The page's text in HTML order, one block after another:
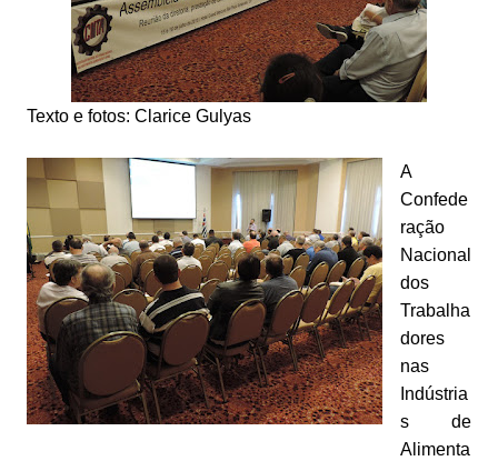
Texto e fotos: Clarice Gulyas
A
Confede
ração
Nacional
dos
Trabalha
dores
nas
Indústria
s de
Alimenta